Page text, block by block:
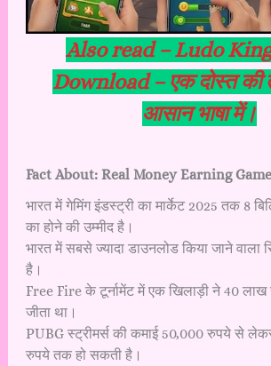
Also read –Ludo
Download – एक दोस्त की
आसान भाषा में।
Fact About: Real Money Earning
भारत में गेमिंग इंडस्ट्री का मार्केट 2025 तक 8
का होने की उम्मीद है।
भारत में सबसे ज्यादा डाउनलोड किया जाने वाला
है।
Free Fire के टूर्नामेंट में एक खिलाड़ी ने 40 लाख
जीता था।
PUBG स्ट्रीमर्स की कमाई 50,000 रुपये से
रुपये तक हो सकती है।